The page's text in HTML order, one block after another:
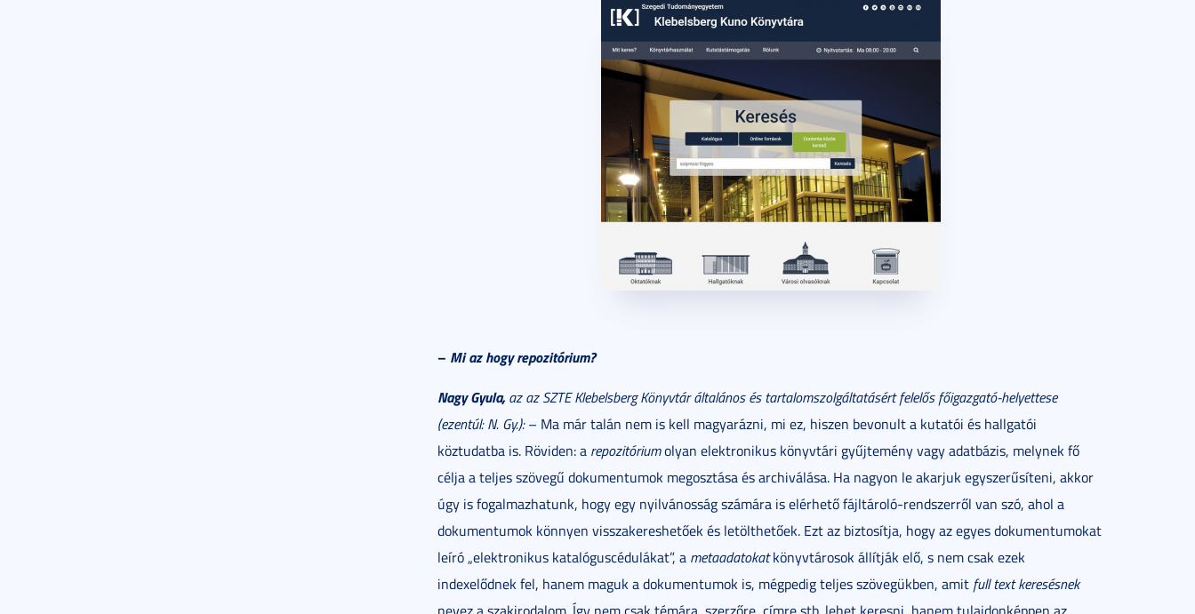
– Mi az hogy repozitórium?
Nagy Gyula,az az SZTE Klebelsberg Könyvtár általános és tartalomszolgáltatásért felelős főigazgató-helyettese
(ezentúl: N. Gy.):– Ma már talán nem is kell magyarázni, mi ez, hiszen bevonult a kutatói és hallgatói
köztudatba is. Röviden: a repozitóriumolyan elektronikus könyvtári gyűjtemény vagy adatbázis, melynek fő
célja a teljes szövegű dokumentumok megosztása és archiválása. Ha nagyon le akarjuk egyszerűsíteni, akkor
úgy is fogalmazhatunk, hogy egy nyilvánosság számára is elérhető fájltároló-rendszerről van szó, ahol a
dokumentumok könnyen visszakereshetőek és letölthetőek. Ezt az biztosítja, hogy az egyes dokumentumokat
leíró „elektronikus katalóguscédulákat”, a metaadatokatkönyvtárosok állítják elő, s nem csak ezek
indexelődnek fel, hanem maguk a dokumentumok is, mégpedig teljes szövegükben, amit full text keresésnek